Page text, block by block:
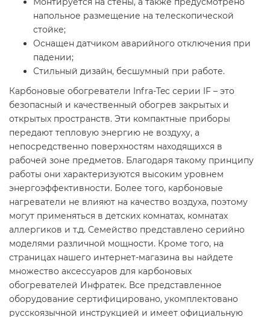
напольное размещение на телескопической
стойке;
Оснащен датчиком аварийного отключения при
падении;
Стильный дизайн, бесшумный при работе.
Карбоновые обогреватели Infra-Tec серии IF – это
безопасный и качественный обогрев закрытых и
открытых пространств. Эти компактные приборы
передают тепловую энергию не воздуху, а
непосредственно поверхностям находящихся в
рабочей зоне предметов. Благодаря такому принципу
работы они характеризуются высоким уровнем
энергоэффективности. Более того, карбоновые
нагреватели не влияют на качество воздуха, поэтому
могут применяться в детских комнатах, комнатах
аллергиков и т.д. Семейство представлено серийно
моделями различной мощности. Кроме того, на
страницах нашего интернет-магазина вы найдете
множество аксессуаров для карбоновых
обогревателей Инфратек. Все представленное
оборудование сертифицировано, укомплектовано
русскоязычной инструкцией и имеет официальную